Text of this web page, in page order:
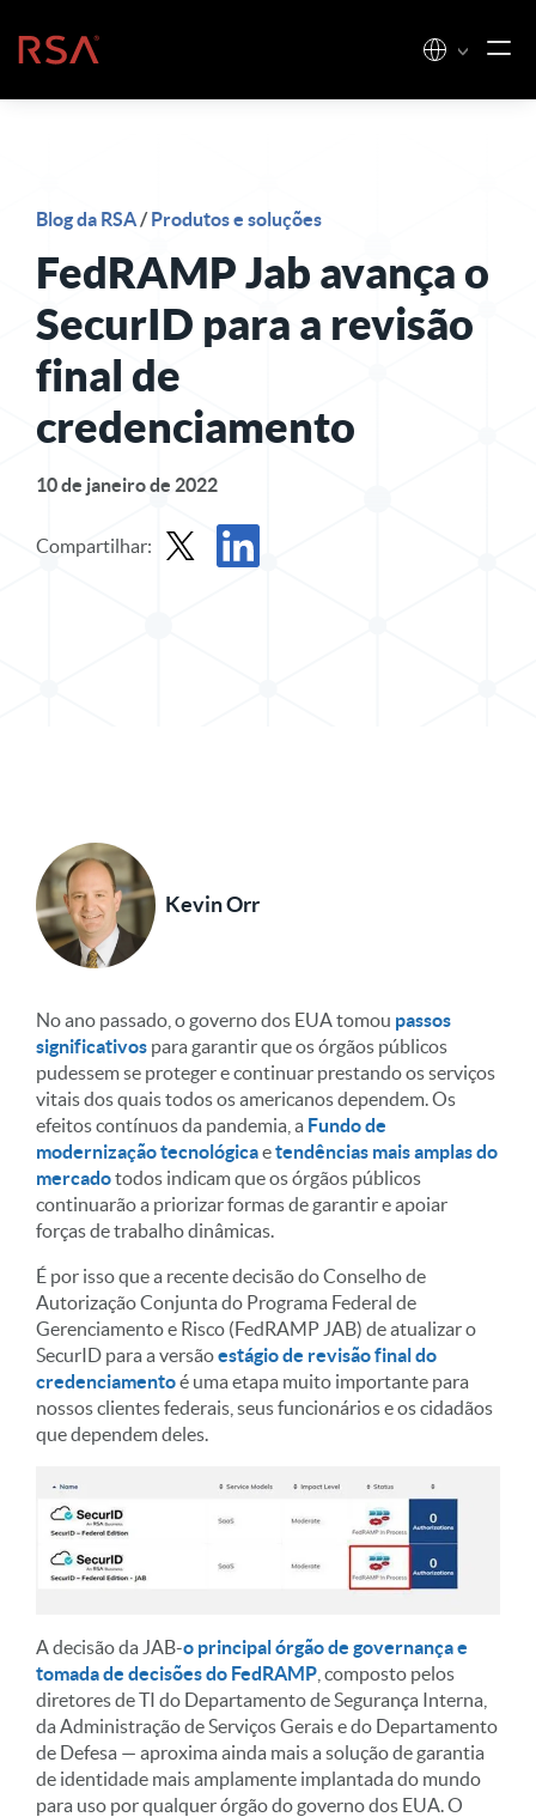
Início
Blog da RSA/Produtos e soluções
FedRAMP Jab avança o
SecurID para a revisão
final de
credenciamento
10 de janeiro de 2022
Compartilhar:
Kevin Orr
No ano passado, o governo dos EUA tomou passos
significativos para garantir que os órgãos públicos
pudessem se proteger e continuar prestando os serviços
vitais dos quais todos os americanos dependem. Os
efeitos contínuos da pandemia, a Fundo de
modernização tecnológicaetendências mais amplas do
mercadotodos indicam que os órgãos públicos
continuarão a priorizar formas de garantir e apoiar
forças de trabalho dinâmicas.
É por isso que a recente decisão do Conselho de
Autorização Conjunta do Programa Federal de
Gerenciamento e Risco (FedRAMP JAB) de atualizar o
SecurID para a versãoestágio de revisão final do
credenciamentoé uma etapa muito importante para
nossos clientes federais, seus funcionários e os cidadãos
que dependem deles.
A decisão da JAB-o principal órgão de governança e
tomada de decisões do FedRAMP , composto pelos
diretores de TI do Departamento de Segurança Interna,
da Administração de Serviços Gerais e do Departamento
de Defesa — aproxima ainda mais a solução de garantia
de identidade mais amplamente implantada do mundo
para uso por qualquer órgão do governo dos EUA. O